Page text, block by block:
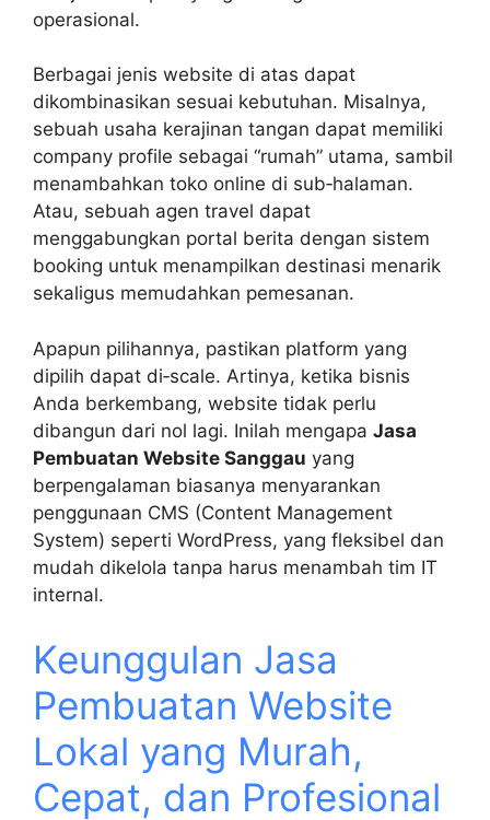
operasional.
Berbagai jenis website di atas dapat
dikombinasikan sesuai kebutuhan. Misalnya,
sebuah usaha kerajinan tangan dapat memiliki
company profile sebagai “rumah” utama, sambil
menambahkan toko online di sub‑halaman.
Atau, sebuah agen travel dapat
menggabungkan portal berita dengan sistem
booking untuk menampilkan destinasi menarik
sekaligus memudahkan pemesanan.
Apapun pilihannya, pastikan platform yang
dipilih dapat di‑scale. Artinya, ketika bisnis
Anda berkembang, website tidak perlu
dibangun dari nol lagi. Inilah mengapa Jasa
Pembuatan Website Sanggau yang
berpengalaman biasanya menyarankan
penggunaan CMS (Content Management
System) seperti WordPress, yang fleksibel dan
mudah dikelola tanpa harus menambah tim IT
internal.
Keunggulan Jasa
Pembuatan Website
Lokal yang Murah,
Cepat, dan Profesional